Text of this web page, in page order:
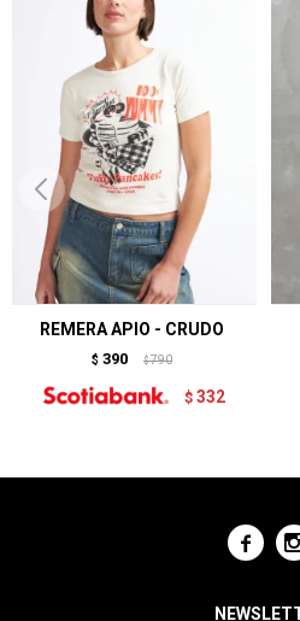
REMERA APIO - CRUDO
$ 390 $ 790
$ 332
